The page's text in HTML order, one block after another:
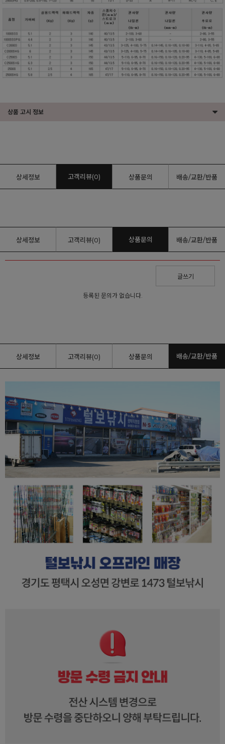
상품 고시 정보
상세정보 고객리뷰(0) 상품문의 배송/교환/반품
상세정보 고객리뷰(0) 상품문의 배송/교환/반품
글쓰기
등록된 문의가 없습니다.
상세정보 고객리뷰(0) 상품문의 배송/교환/반품